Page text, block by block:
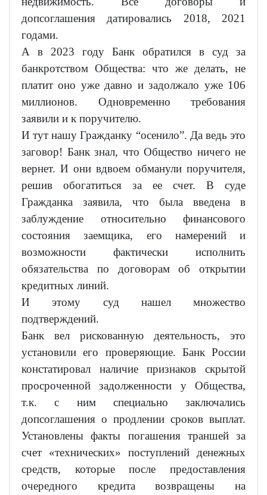
допсоглашения датировались 2018, 2021
годами.
А в 2023 году Банк обратился в суд за
банкротством Общества: что же делать, не
платит оно уже давно и задолжало уже 106
миллионов. Одновременно требования
заявили и к поручителю.
И тут нашу Гражданку “осенило”. Да ведь это
заговор! Банк знал, что Общество ничего не
вернет. И они вдвоем обманули поручителя,
решив обогатиться за ее счет. В суде
Гражданка заявила, что была введена в
заблуждение относительно финансового
состояния заемщика, его намерений и
возможности фактически исполнить
обязательства по договорам об открытии
кредитных линий.
И этому суд нашел множество
подтверждений.
Банк вел рискованную деятельность, это
установили его проверяющие. Банк России
констатировал наличие признаков скрытой
просроченной задолженности у Общества,
т.к. с ним специально заключались
допсоглашения о продлении сроков выплат.
Установлены факты погашения траншей за
счет «технических» поступлений денежных
средств, которые после предоставления
очередного кредита возвращены на